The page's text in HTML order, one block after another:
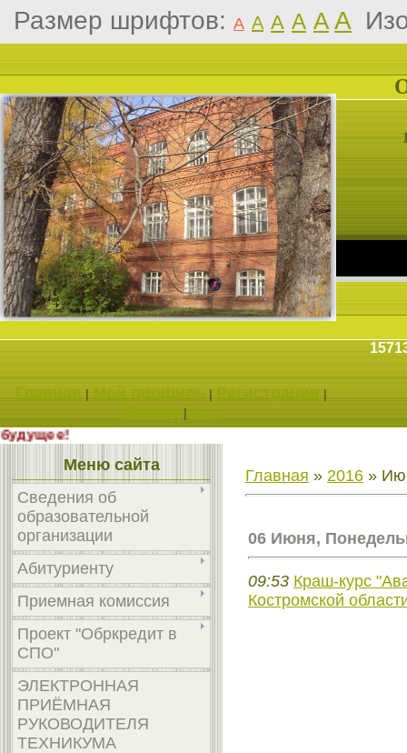
Размер шрифтов: A A A A A A
Главная Мой профиль Регистрация
Выход Вход
будущее!
Меню сайта
Сведения об
образовательной
организации
Абитуриенту
Приемная комиссия
Проект "Обркредит в
СПО"
ЭЛЕКТРОННАЯ
ПРИЁМНАЯ
РУКОВОДИТЕЛЯ
ТЕХНИКУМА
Главная » 2016 »
06 Июня,
09:53 Краш-курс
Костромской